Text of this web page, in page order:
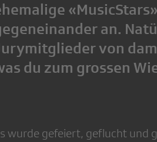
an.
von
du zum grossen
wurde gefeiert, geflucht und